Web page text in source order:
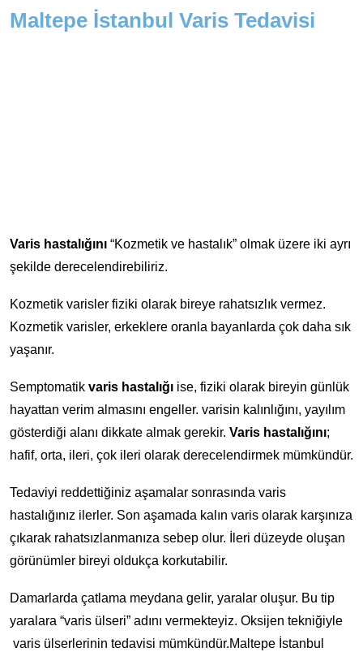
Maltepe İstanbul Varis Tedavisi
Varis hastalığını “Kozmetik ve hastalık” olmak üzere iki ayrı
şekilde derecelendirebiliriz.
Kozmetik varisler fiziki olarak bireye rahatsızlık vermez.
Kozmetik varisler, erkeklere oranla bayanlarda çok daha sık
yaşanır.
Semptomatik varis hastalığı ise, fiziki olarak bireyin günlük
hayattan verim almasını engeller. varisin kalınlığını, yayılım
gösterdiği alanı dikkate almak gerekir. Varis hastalığını;
hafif, orta, ileri, çok ileri olarak derecelendirmek mümkündür.
Tedaviyi reddettiğiniz aşamalar sonrasında varis
hastalığınız ilerler. Son aşamada kalın varis olarak karşınıza
çıkarak rahatsızlanmanıza sebep olur. İleri düzeyde oluşan
görünümler bireyi oldukça korkutabilir.
Damarlarda çatlama meydana gelir, yaralar oluşur. Bu tip
yaralara “varis ülseri” adını vermekteyiz. Oksijen tekniğiyle
varis ülserlerinin tedavisi mümkündür.Maltepe İstanbul